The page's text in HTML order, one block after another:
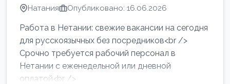
Натания Опубликовано: 16.06.2026
Работа в Нетании: свежие вакансии на сегодня
для русскоязычных без посредников<br />
Срочно требуется рабочий персонал в
Нетании с еженедельной или дневной
оплатой<br />